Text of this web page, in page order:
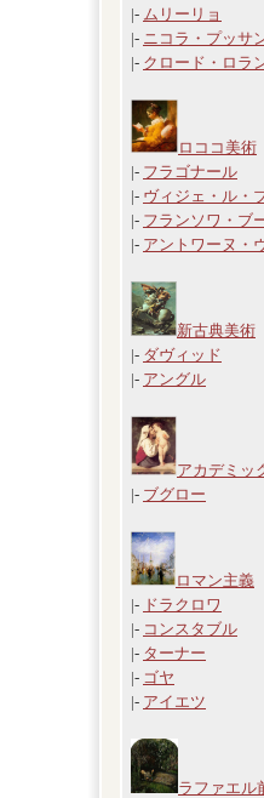
|- ムリーリョ
|- ニコラ・プッサ
|- クロード・ロラ
ロココ美術
|- フラゴナール
|- ヴィジェ・ル・
|- フランソワ・ブ
|- アントワーヌ・
新古典美術
|- ダヴィッド
|- アングル
アカデミッ
|- ブグロー
ロマン主義
|- ドラクロワ
|- コンスタブル
|- ターナー
|- ゴヤ
|- アイエツ
ラファエル